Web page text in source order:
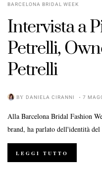
BARCELONA BRIDAL WEEK
Intervista a
Petrelli,
Petrelli
BY DANIELA CIRANNI 7
Alla Barcelona Bridal Fashion
brand, ha parlato dell'identità
LEGGI TUTTO